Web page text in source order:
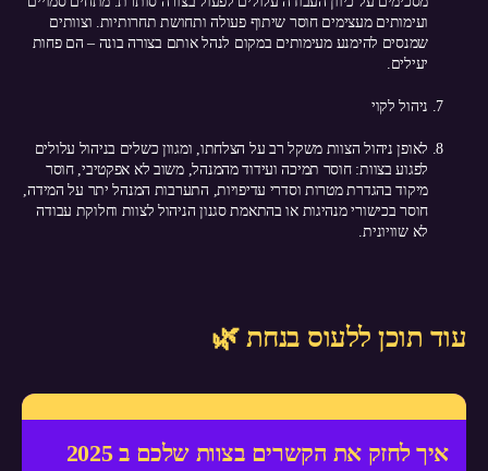
ועימותים מעצימים חוסר שיתוף פעולה ותחושת תחרותיות. וצוותים
שמנסים להימנע מעימותים במקום לנהל אותם בצורה בונה – הם פחות
יעילים.
ניהול לקוי
לאופן ניהול הצוות משקל רב על הצלחתו, ומגוון כשלים בניהול עלולים
לפגוע בצוות: חוסר תמיכה ועידוד מהמנהל, משוב לא אפקטיבי, חוסר
מיקוד בהגדרת מטרות וסדרי עדיפויות, התערבות המנהל יתר על המידה,
חוסר בכישורי מנהיגות או בהתאמת סגנון הניהול לצוות וחלוקת עבודה
לא שוויונית.
עוד תוכן ללעוס בנחת 🌿
איך לחזק את הקשרים בצוות שלכם ב 2025